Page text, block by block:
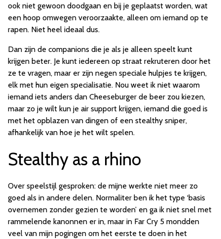
ook niet gewoon doodgaan en bij je geplaatst worden, wat
een hoop omwegen veroorzaakte, alleen om iemand op te
rapen. Niet heel ideaal dus.
Dan zijn de companions die je als je alleen speelt kunt
krijgen beter. Je kunt iedereen op straat rekruteren door het
ze te vragen, maar er zijn negen speciale hulpjes te krijgen,
elk met hun eigen specialisatie. Nou weet ik niet waarom
iemand iets anders dan Cheeseburger de beer zou kiezen,
maar zo je wilt kun je air support krijgen, iemand die goed is
met het opblazen van dingen of een stealthy sniper,
afhankelijk van hoe je het wilt spelen.
Stealthy as a rhino
Over speelstijl gesproken: de mijne werkte niet meer zo
goed als in andere delen. Normaliter ben ik het type ‘basis
overnemen zonder gezien te worden’ en ga ik niet snel met
rammelende kanonnen er in, maar in Far Cry 5 mondden
veel van mijn pogingen om het eerste te doen in het